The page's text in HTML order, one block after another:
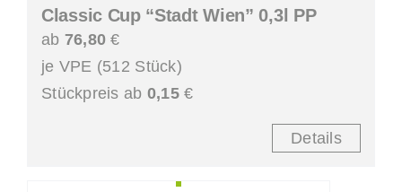
Classic Cup “Stadt Wien” 0,3l PP
ab 76,80 €
je VPE (512 Stück)
Stückpreis ab 0,15€
Details